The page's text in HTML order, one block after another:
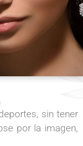
sin tener
por la imagen,